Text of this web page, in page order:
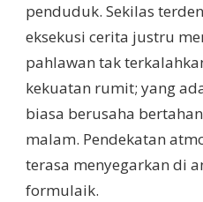
penduduk. Sekilas
eksekusi cerita justru
pahlawan tak
kekuatan rumit; yang
biasa berusaha
malam. Pendekatan
terasa menyegarkan di
formulaik.